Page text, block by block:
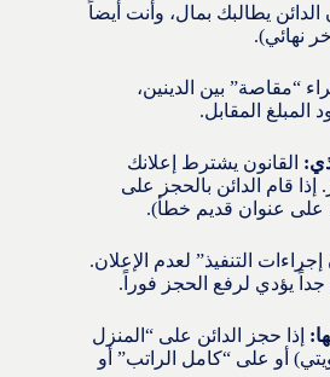
الدائن يطالبك بمال، وأنت أيضاً
نهائي).
“مقاصة” بين الدينين،
المقابل.
القانون يشترط إعلانك
إذا قام الدائن بالحجز على
على عنوان قديم خطأ).
التنفيذ” لعدم الإعلان.
يؤدي لرفع الحجز فوراً.
إذا حجز الدائن على “المنزل
أو على “كامل الراتب” أو